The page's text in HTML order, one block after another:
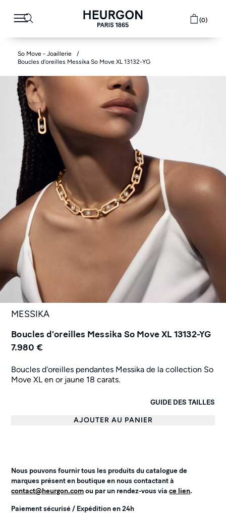
(0)
So Move - Joaillerie
Boucles d'oreilles Messika So Move XL 13132-YG
MESSIKA
Boucles d'oreilles Messika So Move XL 13132-YG
7.980 €
Boucles d'oreilles pendantes Messika de la collection So
Move XL en or jaune 18 carats.
GUIDE DES TAILLES
AJOUTER AU PANIER
Nous pouvons fournir tous les produits du catalogue de
marques présent en boutique en nous contactant à
contact@heurgon.comou par un rendez-vous viace lien.
Paiement sécurisé / Expédition en 24h